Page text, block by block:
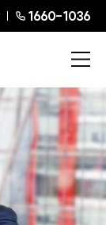
1660-1036